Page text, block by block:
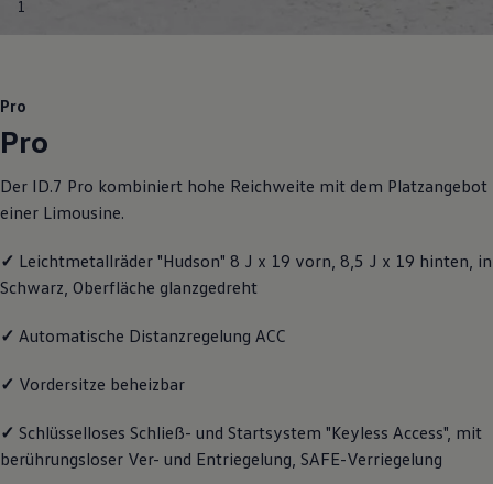
Räder und Reifen
Transport
Entertainment und Elektronik
Digitale Extras
Dienste für Ihr Modell finden
Volkswagen Apps, Login und Shop
Updates für Software, Karten und Radio
Vorgängermodelle
Kundeninformationen
Warn- und Kontrollleuchten
Assistenzsysteme
Digitale Betriebsanleitung
1
Pro
Pro
Der ID.7 Pro kombiniert hohe Reichweite mit dem Platzangebot
einer Limousine.
✓ Leichtmetallräder "Hudson" 8 J x 19 vorn, 8,5 J x 19 hinten, in
Schwarz, Oberfläche glanzgedreht
✓ Automatische Distanzregelung ACC
✓ Vordersitze beheizbar
✓ Schlüsselloses Schließ- und Startsystem "Keyless Access", mit
berührungsloser Ver- und Entriegelung, SAFE-Verriegelung